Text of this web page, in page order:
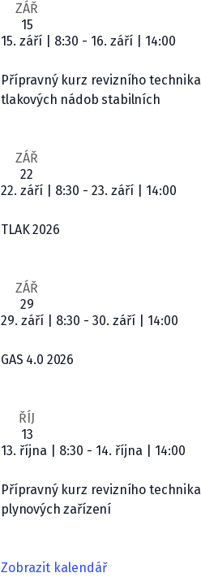
ZÁŘ
15
15. září | 8:30 - 16. září | 14:00
Přípravný kurz revizního technika
tlakových nádob stabilních
ZÁŘ
22
22. září | 8:30 - 23. září | 14:00
TLAK 2026
ZÁŘ
29
29. září | 8:30 - 30. září | 14:00
GAS 4.0 2026
ŘÍJ
13
13. října | 8:30 - 14. října | 14:00
Přípravný kurz revizního technika
plynových zařízení
Zobrazit kalendář